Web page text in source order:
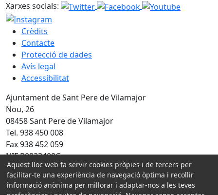
Xarxes socials:
Crèdits
Contacte
Protecció de dades
Avís legal
Accessibilitat
Ajuntament de Sant Pere de Vilamajor
Nou, 26
08458 Sant Pere de Vilamajor
Tel. 938 450 008
Fax 938 452 059
NIF P0823400G
Amb la col·laboració de:
Aquest lloc web fa servir cookies pròpies i de tercers per
facilitar-te una experiència de navegació òptima i recollir
informació anònima per millorar i adaptar-nos a les teves